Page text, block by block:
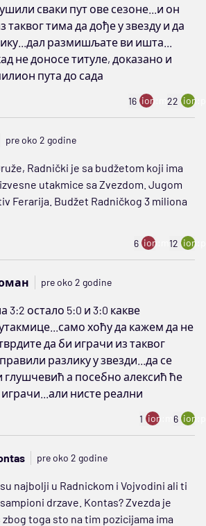
сваки пут ове сезоне...и он
таквог тима да дође у звезду и да
размишљате ви ишта...
не доносе титуле, доказано и
пута до сада
16 ion:minus
22
pre oko 2 godine
Radnički je sa budžetom koji ima
utakmice sa Zvezdom. Jugom
Ferarija. Budžet Radničkog 3 miliona
6 ion:minus
12
pre oko 2 godine
3:2 остало 5:0 и 3:0 какве
хоћу да кажем да не
да би играчи из таквог
разлику у звезди...да се
глушчевић а посебно алексић ће
играчи...али нисте реални
1 ion:minus
6
pre oko 2 godine
najbolji u Radnickom i Vojvodini ali ti
drzave. Kontas? Zvezda je
zbog toga sto na tim pozicijama ima